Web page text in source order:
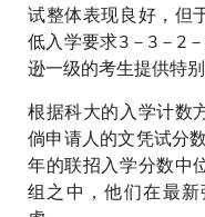
试整体表现良好，但
低入学要求3－3－2
逊一级的考生提供特别
根据科大的入学计数
倘申请人的文凭试分
年的联招入学分数中
组之中，他们在最